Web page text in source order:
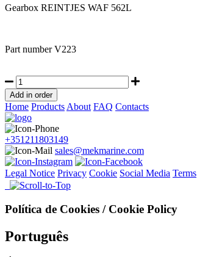
Gearbox REINTJES WAF 562L
Part numberV223
Home ProductsAbout FAQ Contacts
+351211803149
sales@mekmarine.com
Legal Notice Privacy Cookie Social Media Terms
Política de Cookies / Cookie Policy
Português